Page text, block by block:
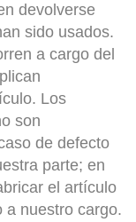
devolverse
sido usados.
a cargo del
Los
son
de defecto
parte; en
el artículo
a nuestro cargo.